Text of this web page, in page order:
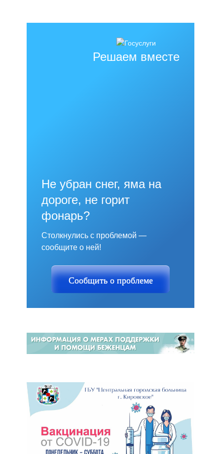
Решаем вместе
Не убран снег, яма на
дороге, не горит
фонарь?
Столкнулись с проблемой —
сообщите о ней!
Сообщить о проблеме